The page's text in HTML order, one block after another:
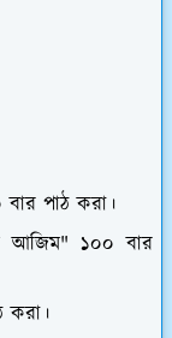
বার পাঠ করা।
আজিম" ১০০ বার
করা।